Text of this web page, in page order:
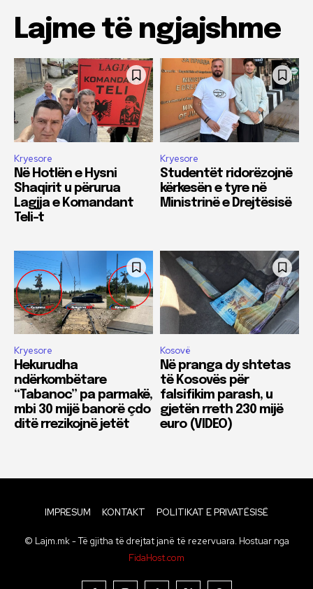
Lajme të ngjajshme
Kryesore
Në Hotlën e Hysni
Shaqirit u përurua
Lagjja e Komandant
Teli-t
Kryesore
Studentët ridorëzojnë
kërkesën e tyre në
Ministrinë e Drejtësisë
Kryesore
Hekurudha
ndërkombëtare
“Tabanoc” pa parmakë,
mbi 30 mijë banorë çdo
ditë rrezikojnë jetët
Kosovë
Në pranga dy shtetas
të Kosovës për
falsifikim parash, u
gjetën rreth 230 mijë
euro (VIDEO)
IMPRESUM KONTAKT POLITIKAT E PRIVATËSISË
© Lajm.mk - Të gjitha të drejtat janë të rezervuara. Hostuar nga
FidaHost.com